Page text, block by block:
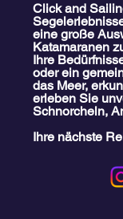
Familien-
Blas
Click and
eine große
Katamaranen
Ihre
oder ein
das Meer,
erleben Sie
Schnorcheln,
Ihre nächste